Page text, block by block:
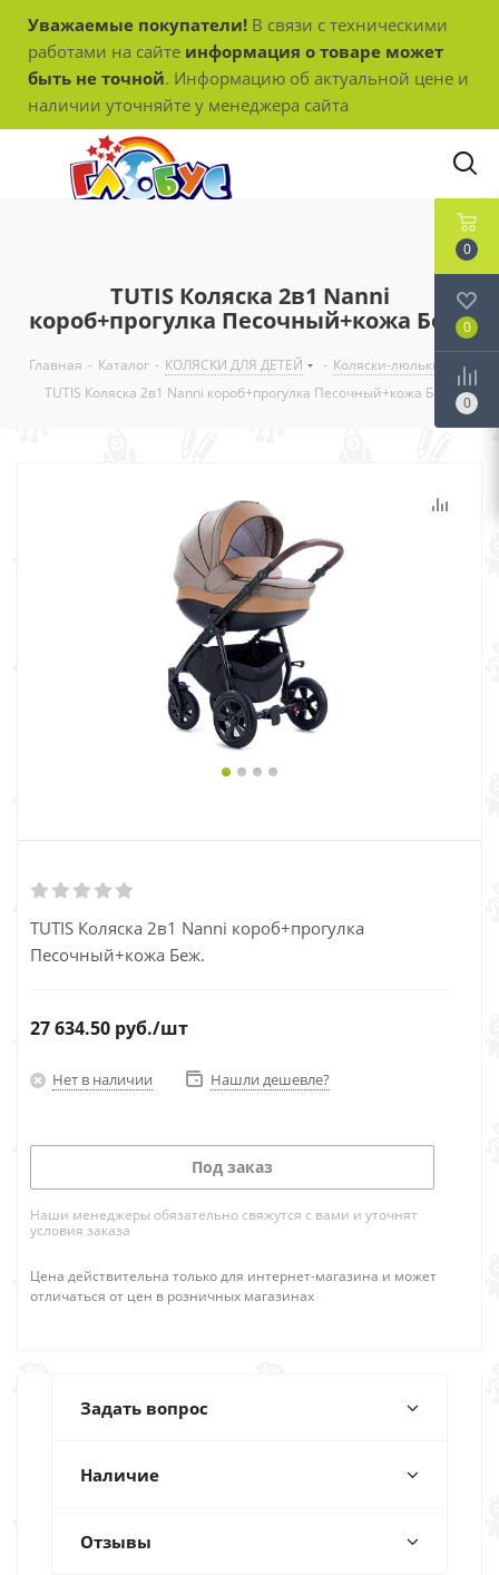
Уважаемые покупатели! В связи с техническими
работами на сайте информация о товаре может
быть не точной. Информацию об актуальной цене и
наличии уточняйте у менеджера сайта
TUTIS Коляска 2в1 Nanni
короб+прогулка Песочный+кожа Беж.
Главная - Каталог - КОЛЯСКИ ДЛЯ ДЕТЕЙ - Коляски-люльки
-
TUTIS Коляска 2в1 Nanni короб+прогулка Песочный+кожа Беж.
TUTIS Коляска 2в1 Nanni короб+прогулка
Песочный+кожа Беж.
27 634.50 руб./шт
Нет в наличии Нашли дешевле?
Под заказ
Наши менеджеры обязательно свяжутся с вами и уточнят
условия заказа
Цена действительна только для интернет-магазина и может
отличаться от цен в розничных магазинах
Задать вопрос
Наличие
Отзывы
0
0
0